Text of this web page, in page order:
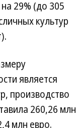
29% (до 305
культур
является
производство
260,26 млн
млн евро.